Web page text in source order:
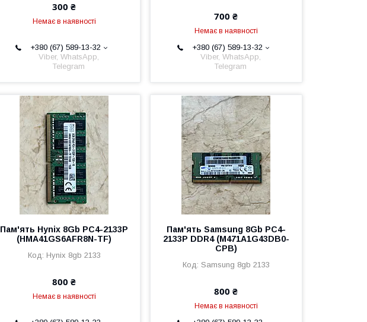
300 ₴
Немає в наявності
+380 (67) 589-13-32
Viber, WhatsApp,
Telegram
700 ₴
Немає в наявності
+380 (67) 589-13-32
Viber, WhatsApp,
Telegram
Пам'ять Hynix 8Gb PC4-2133P
(HMA41GS6AFR8N-TF)
Hynix 8gb 2133
800 ₴
Немає в наявності
Пам'ять Samsung 8Gb PC4-
2133P DDR4 (M471A1G43DB0-
CPB)
Samsung 8gb 2133
800 ₴
Немає в наявності